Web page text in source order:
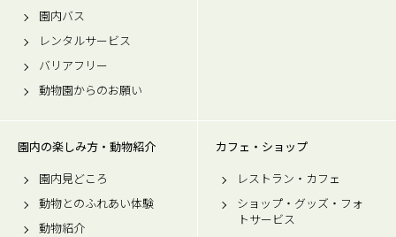
園内バス
レンタルサービス
バリアフリー
動物園からのお願い
園内の楽しみ方・動物紹介
園内見どころ
動物とのふれあい体験
動物紹介
カフェ・ショップ
レストラン・カフェ
ショップ・グッズ・フォ
トサービス